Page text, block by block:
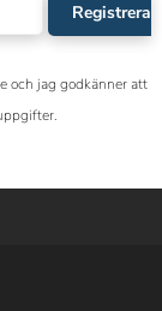
Registrera
och jag godkänner att